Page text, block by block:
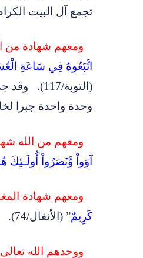
تجمع آل البيت
ومعهم شهادة من
اتَّبَعُوهُ فِي سَاعَةِ
(التوبة/117
). وقد
وحدة واحدة جبرا
ومعهم من الله
آوَواْ وَّنَصَرُواْ أُولَـئِكَ
ومعهم شهادة
كَرِيمٌ” (الأنفال/74 ).
ووحدهم الله